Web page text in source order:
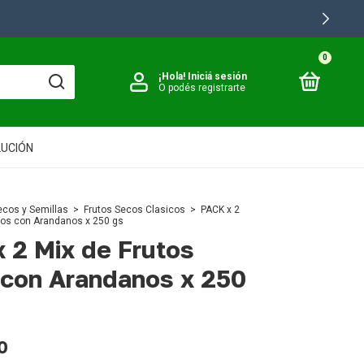
¡Hola! Iniciá sesión
O podés registrarte
0
y Semillas > Frutos Secos Clasicos >
PACK x 2
con Arandanos x 250 gs
2 Mix de Frutos
Arandanos x 250